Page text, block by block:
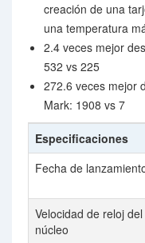
creación de una
una temperatura
2.4 veces mejor
532 vs 225
272.6 veces mejor
Mark: 1908 vs 7
Especificaciones
Fecha de
Velocidad de reloj del
núcleo